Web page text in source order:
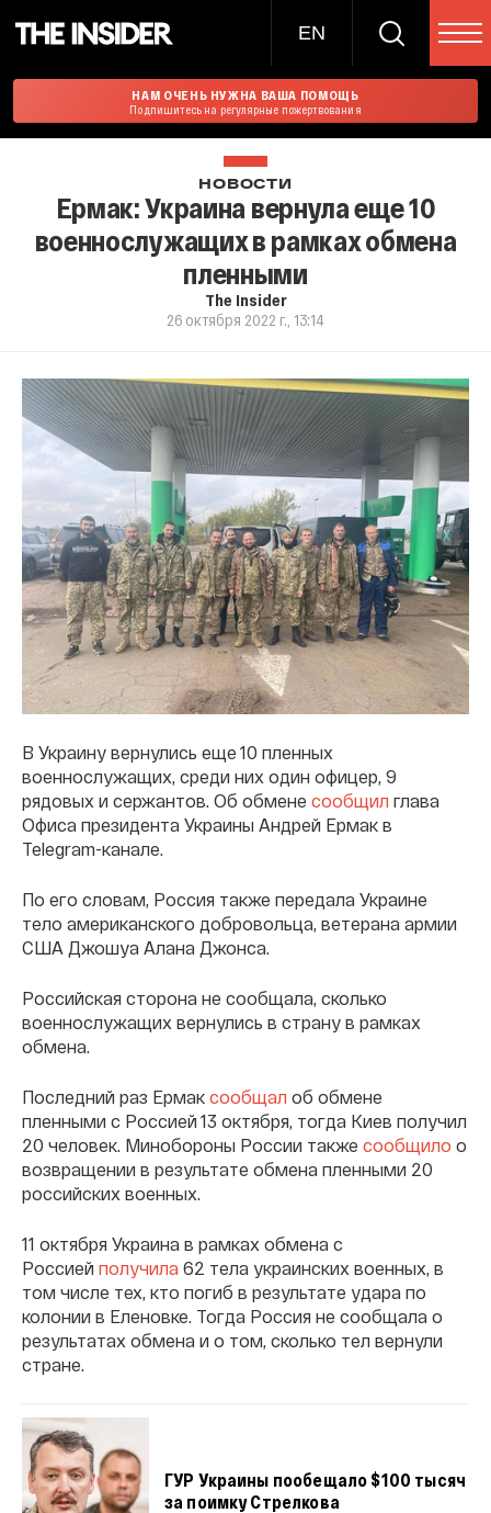
EN
НАМ ОЧЕНЬ НУЖНА ВАША ПОМОЩЬ
Подпишитесь на регулярные пожертвования
НОВОСТИ
Ермак: Украина вернула еще 10
военнослужащих в рамках обмена
пленными
The Insider
26 октября 2022 г., 13:14
В Украину вернулись еще 10 пленных
военнослужащих, среди них один офицер, 9
рядовых и сержантов. Об обмене сообщил глава
Офиса президента Украины Андрей Ермак в
Telegram-канале.
По его словам, Россия также передала Украине
тело американского добровольца, ветерана армии
США Джошуа Алана Джонса.
Российская сторона не сообщала, сколько
военнослужащих вернулись в страну в рамках
обмена.
Последний раз Ермак сообщал об обмене
пленными с Россией 13 октября, тогда Киев получил
20 человек. Минобороны России также сообщило о
возвращении в результате обмена пленными 20
российских военных.
11 октября Украина в рамках обмена с
Россией получила 62 тела украинских военных, в
том числе тех, кто погиб в результате удара по
колонии в Еленовке. Тогда Россия не сообщала о
результатах обмена и о том, сколько тел вернули
стране.
ГУР Украины пообещало $100 тысяч
за поимку Стрелкова